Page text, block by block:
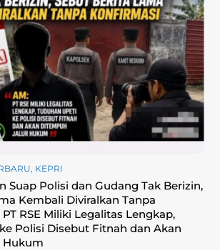
, KEPRI
Suap Polisi dan Gudang Tak Berizin,
Kembali Diviralkan Tanpa
RSE Miliki Legalitas Lengkap,
Polisi Disebut Fitnah dan Akan
Hukum